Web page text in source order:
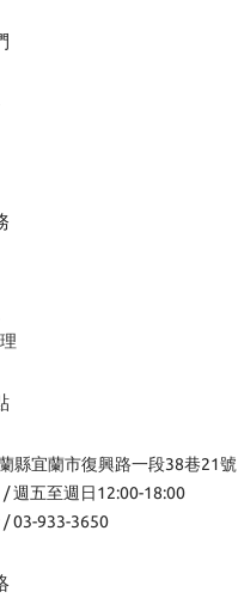
縣宜蘭市復興路一段38巷21號
週五至週日12:00-18:00
/ 03-933-3650